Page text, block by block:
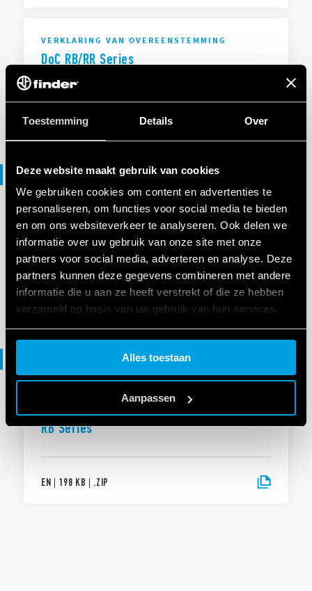
Toestemming Details Over
Deze website maakt gebruik van cookies
We gebruiken cookies om content en advertenties te
personaliseren, om functies voor social media te bieden
en om ons websiteverkeer te analyseren. Ook delen we
informatie over uw gebruik van onze site met onze
partners voor social media, adverteren en analyse. Deze
partners kunnen deze gegevens combineren met andere
informatie die u aan ze heeft verstrekt of die ze hebben
verzameld op basis van uw gebruik van hun services.
Cookie policy.
Alles toestaan
Aanpassen
VERKLARING VAN OVEREENSTEMMING
DoC RB/RR Series
File 3D
3D-BESTANDEN
RB Series
EN|| ZIP
RB Series
EN | 198 KB | .ZIP